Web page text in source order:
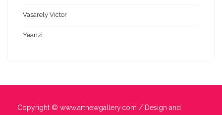
Vasarely Victor
Yeanzi
Copyright © www.artnewgallery.com / Design and